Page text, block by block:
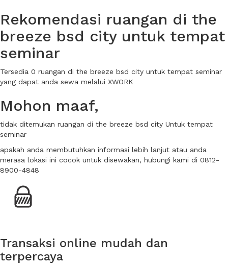
Rekomendasi ruangan di the
breeze bsd city untuk tempat
seminar
Tersedia 0 ruangan di the breeze bsd city untuk tempat seminar
yang dapat anda sewa melalui XWORK
Mohon maaf,
tidak ditemukan ruangan di the breeze bsd city Untuk tempat
seminar
apakah anda membutuhkan informasi lebih lanjut atau anda
merasa lokasi ini cocok untuk disewakan, hubungi kami di 0812-
8900-4848
Transaksi online mudah dan
terpercaya